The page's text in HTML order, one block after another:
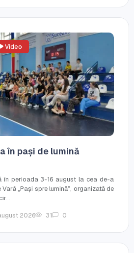
Video
în pași de lumină
în perioada 3-16 august la cea de-a
„Pași spre lumină”, organizată de
2026 31 0